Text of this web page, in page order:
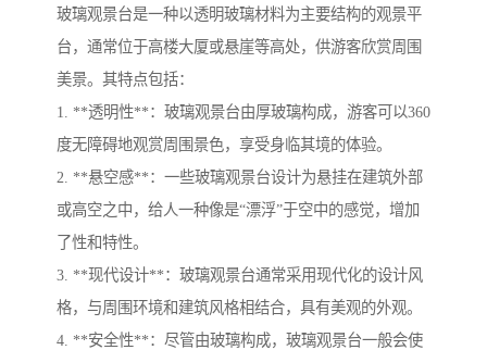
玻璃观景台是一种以透明玻璃材料为主要结构的观景平
台，通常位于高楼大厦或悬崖等高处，供游客欣赏周围
美景。其特点包括：
1. **透明性**：玻璃观景台由厚玻璃构成，游客可以360
度无障碍地观赏周围景色，享受身临其境的体验。
2. **悬空感**：一些玻璃观景台设计为悬挂在建筑外部
或高空之中，给人一种像是“漂浮”于空中的感觉，增加
了性和特性。
3. **现代设计**：玻璃观景台通常采用现代化的设计风
格，与周围环境和建筑风格相结合，具有美观的外观。
4. **安全性**：尽管由玻璃构成，玻璃观景台一般会使